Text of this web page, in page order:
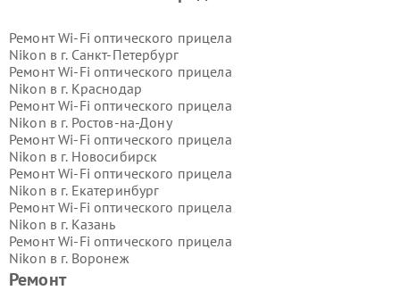
Ремонт
Ремонт Wi-Fi оптического прицела
Nikon в г. Санкт-Петербург
Ремонт Wi-Fi оптического прицела
Nikon в г. Краснодар
Ремонт Wi-Fi оптического прицела
Nikon в г. Ростов-на-Дону
Ремонт Wi-Fi оптического прицела
Nikon в г. Новосибирск
Ремонт Wi-Fi оптического прицела
Nikon в г. Екатеринбург
Ремонт Wi-Fi оптического прицела
Nikon в г. Казань
Ремонт Wi-Fi оптического прицела
Nikon в г. Воронеж
Ремонт Wi-Fi оптического прицела